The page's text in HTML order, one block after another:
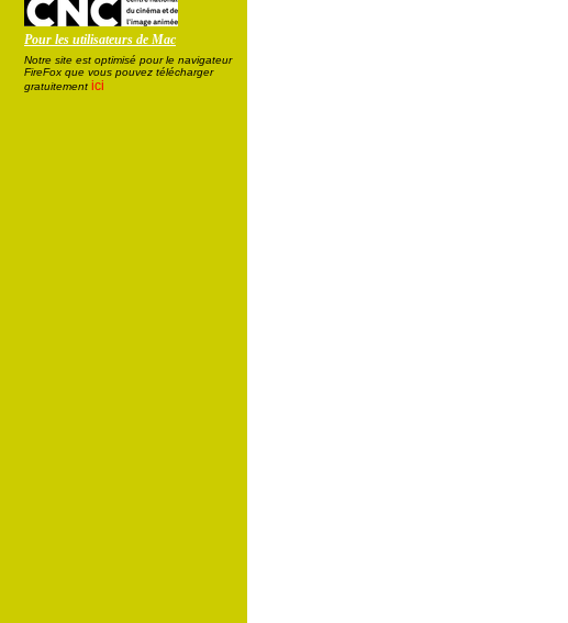
Pour les utilisateurs de Mac
Notre site est optimisé pour le navigateur
FireFox que vous pouvez télécharger
gratuitement ici